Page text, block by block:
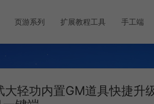
页游系列 扩展教程工具 手工端
轻功内置GM道具快捷升